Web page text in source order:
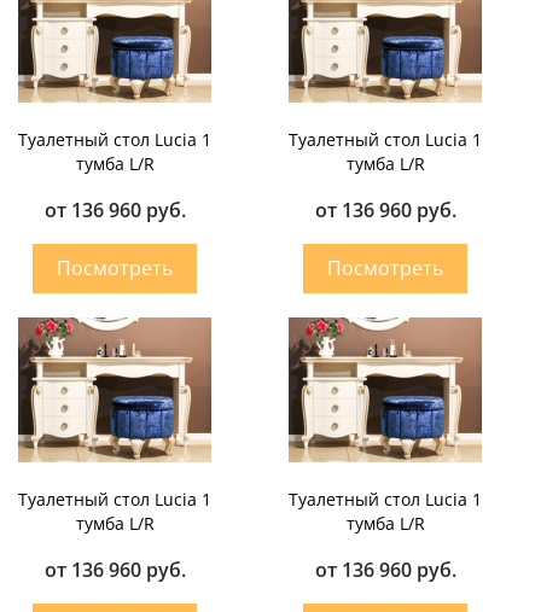
Туалетный стол Lucia 1
тумба L/R
от 136 960 руб.
Туалетный стол Lucia 1
тумба L/R
от 136 960 руб.
Туалетный стол Lucia 1
тумба L/R
от 136 960 руб.
Туалетный стол Lucia 1
тумба L/R
от 136 960 руб.